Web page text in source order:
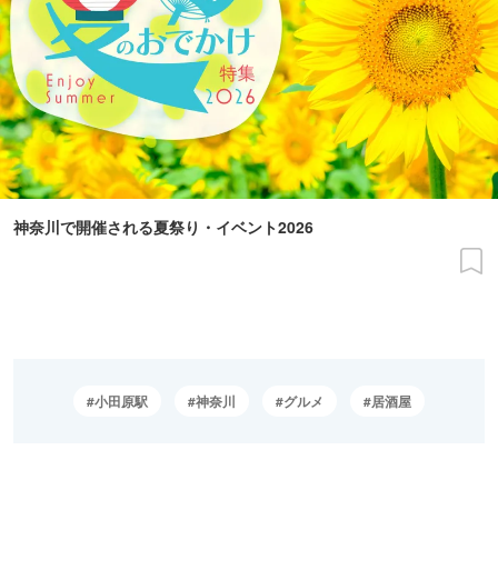
神奈川で開催される夏祭り・イベント2026
小田原駅 神奈川 グルメ 居酒屋